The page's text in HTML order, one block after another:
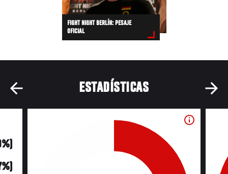
FIGHT NIGHT BERLÍN: PESAJE
OFICIAL
ESTADÍSTICAS